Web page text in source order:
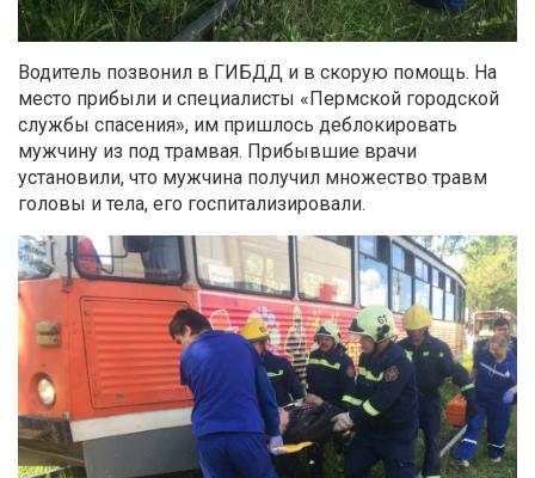
Водитель позвонил в ГИБДД и в скорую помощь. На
место прибыли и специалисты «Пермской городской
службы спасения», им пришлось деблокировать
мужчину из под трамвая. Прибывшие врачи
установили, что мужчина получил множество травм
головы и тела, его госпитализировали.